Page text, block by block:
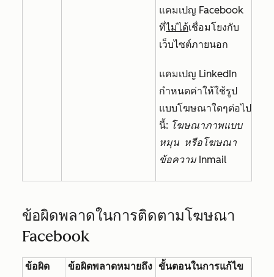
แคมเปญ Facebook
ที่ไม่ได้เชื่อมโยงกับ
เว็บไซต์ภายนอก
แคมเปญ LinkedIn
กำหนดค่าให้ใช้รูป
แบบโฆษณาใดๆต่อไป
นี้: โฆษณาภาพแบบ
หมุน หรือโฆษณา
ข้อความInmail
ข้อผิดพลาดในการติดตามโฆษณา
Facebook
ข้อผิด
ข้อผิดพลาดหมายถึง ขั้นตอนในการแก้ไข